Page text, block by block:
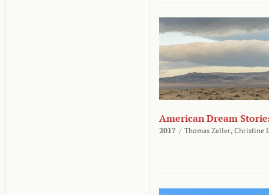
American Dream
2017 / Thomas Zeller, Christine